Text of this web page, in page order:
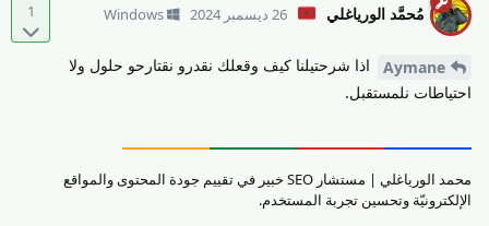
1 مُحمَّد الورياغلي 26 ديسمبر 2024 Windows
Aymane
اذا شرحتيلنا كيف وقعلك نقدرو نقتارحو حلول ولا
احتياطات نلمستقبل.
محمد الورياغلي | مستشار SEO خبير في تقييم جودة المحتوى والمواقع
الإلكترونيّة وتحسين تجربة المستخدم.